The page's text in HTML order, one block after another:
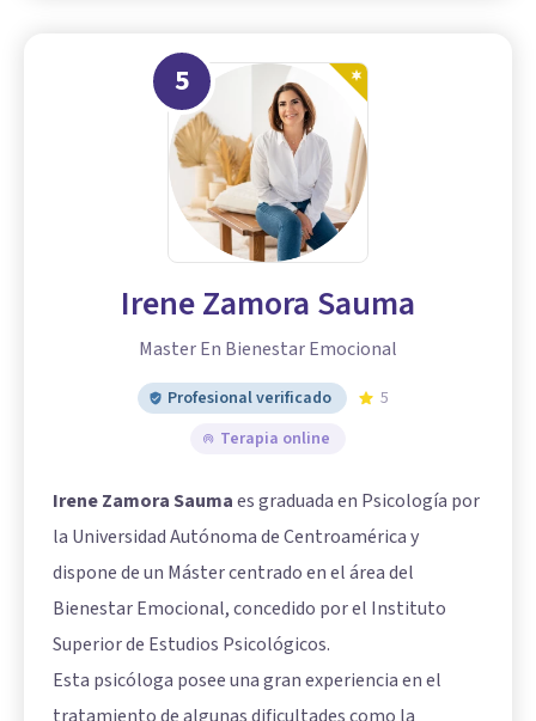
5
Irene Zamora Sauma
Master En Bienestar Emocional
Profesional verificado
5
Terapia online
Irene Zamora Saumaes graduada en Psicología por
la Universidad Autónoma de Centroamérica y
dispone de un Máster centrado en el área del
Bienestar Emocional, concedido por el Instituto
Superior de Estudios Psicológicos.
Esta psicóloga posee una gran experiencia en el